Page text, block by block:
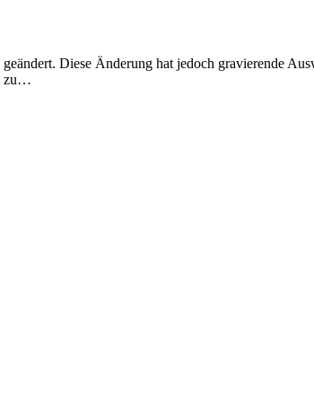
Diese Änderung hat jedoch gravierende
zu…